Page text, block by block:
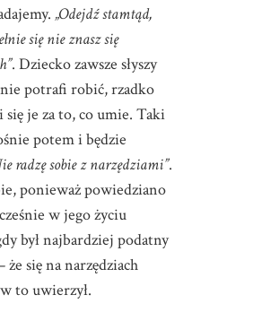
„Odejdź stamtąd,
się nie znasz się
. Dziecko zawsze słyszy
potrafi robić, rzadko
się je za to, co umie. Taki
potem i będzie
radzę sobie z narzędziami”.
ponieważ powiedziano
w jego życiu
był najbardziej podatny
się na narzędziach
to uwierzył.